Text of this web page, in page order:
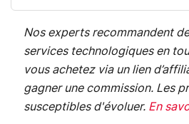
Nos experts recommandent
services technologiques en
vous achetez via un lien
gagner une commission. Les
susceptibles d'évoluer. En